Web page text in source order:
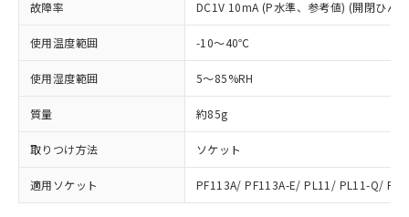
故障率 DC1V 10mA (P水準、参考値) (開閉ひん
使用温度範囲 -10～40℃
使用湿度範囲 5～85%RH
質量 約85g
取りつけ方法 ソケット
適用ソケット PF113A/ PF113A-E/ PL11/ PL11-Q/
事前の承諾なく第三者に漏洩または開
示しないようお願いします。
マイパーツ機能（部品リスト作成サー
ビス）をご利用いただくには、I-Web
メンバーズにご登録されている必要が
お客様が当ウェブサイト上で当社にご
登録された部品リストについて、当社
および当社の共同利用者が、当社の製
品・サービスに関するお客様との取
部品在庫の切り替え状況などにより、予定
月が前後することがあります。
※3 非含有証明書ダウンロード
下記の非含有証明書をダウンロードするこ
とができます。
「ｅ」：有害物質（10物質）のすべてが基
準値以下であることを示します。
「10」：通常の使用状況下において有害物
質が外部に漏えいし、環境に深刻な影響を
及ぼさない年数を意味します。
「－」：未確認です。当社販売部門へお問
い合わせください。
場合は、上記1、2および3の内容を当
販売先および販売に係わる関係者が違
法に輸出するおそれがある場合は、取
り引きをいたしません。
合意する キャンセル
認ください)
白
受注生産機種、また在庫状況の
情報を公開していない機種